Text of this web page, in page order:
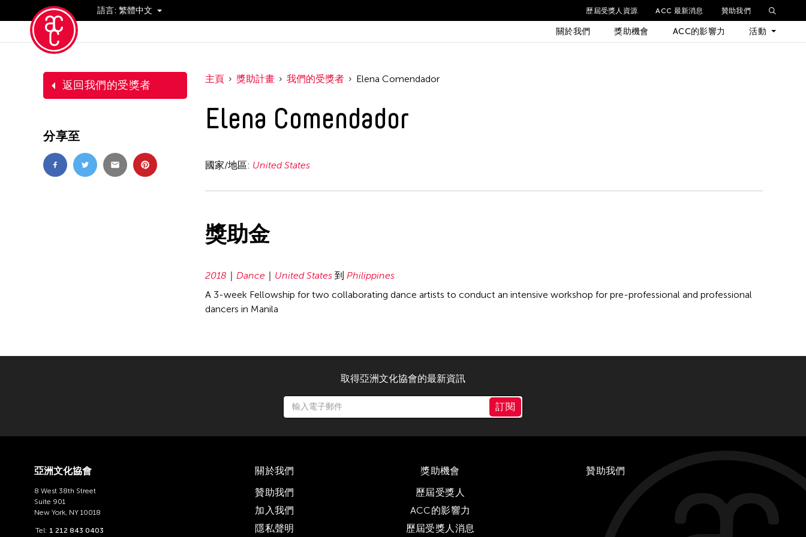
語言: 繁體中文 歷屆受獎人資源 ACC 最新消息 贊助我們
關於我們 獎助機會 ACC的影響力 活動
活動
返回我們的受獎者
分享至
主頁 獎助計畫 我們的受獎者 Elena Comendador
Elena Comendador
國家/地區: United States
獎助金
2018 Dance United States 到 Philippines
A 3-week Fellowship for two collaborating dance artists to conduct an intensive workshop for pre-professional and professional
dancers in Manila
取得亞洲文化協會的最新資訊
訂閱
亞洲文化協會
8 West 38th Street
Suite 901
New York, NY 10018
Tel: 1 212 843 0403
關於我們
贊助我們
加入我們
隱私聲明
獎助機會
歷屆受獎人
ACC的影響力
歷屆受獎人消息
贊助我們